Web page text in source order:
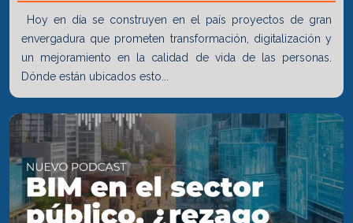
Hoy en día se construyen en el país proyectos de gran
envergadura que prometen transformación, digitalización y
un mejoramiento en la calidad de vida de las personas.
Dónde están ubicados esto...